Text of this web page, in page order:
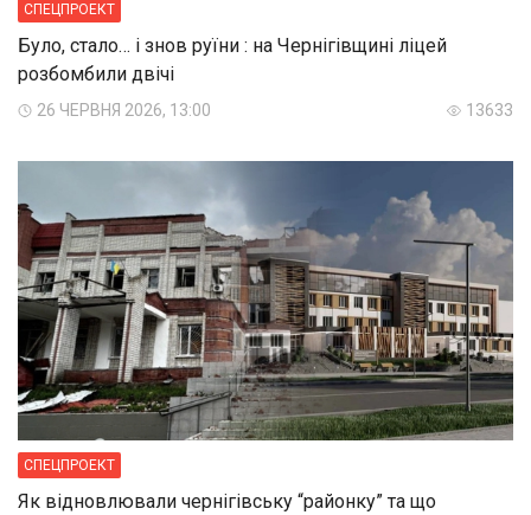
СПЕЦПРОЕКТ
Було, стало… і знов руїни : на Чернігівщині ліцей
розбомбили двічі
26 ЧЕРВНЯ 2026, 13:00 13633
СПЕЦПРОЕКТ
Як відновлювали чернігівську “районку” та що